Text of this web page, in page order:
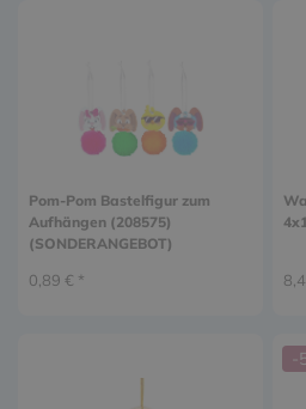
Pom-Pom Bastelfigur zum
Aufhängen (208575)
(SONDERANGEBOT)
0,89 € *